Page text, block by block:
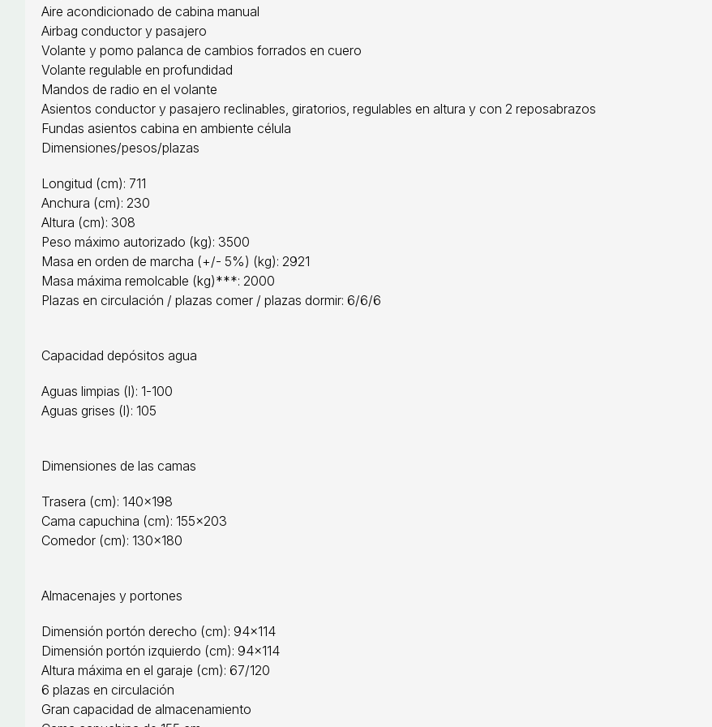
Aire acondicionado de cabina manual
Airbag conductor y pasajero
Volante y pomo palanca de cambios forrados en cuero
Volante regulable en profundidad
Mandos de radio en el volante
Asientos conductor y pasajero reclinables, giratorios, regulables en altura y con 2 reposabrazos
Fundas asientos cabina en ambiente célula
Dimensiones/pesos/plazas
Longitud (cm): 711
Anchura (cm): 230
Altura (cm): 308
Peso máximo autorizado (kg): 3500
Masa en orden de marcha (+/- 5%) (kg): 2921
Masa máxima remolcable (kg)***: 2000
Plazas en circulación / plazas comer / plazas dormir: 6/6/6
Capacidad depósitos agua
Aguas limpias (l): 1-100
Aguas grises (l): 105
Dimensiones de las camas
Trasera (cm): 140×198
Cama capuchina (cm): 155×203
Comedor (cm): 130×180
Almacenajes y portones
Dimensión portón derecho (cm): 94×114
Dimensión portón izquierdo (cm): 94×114
Altura máxima en el garaje (cm): 67/120
6 plazas en circulación
Gran capacidad de almacenamiento